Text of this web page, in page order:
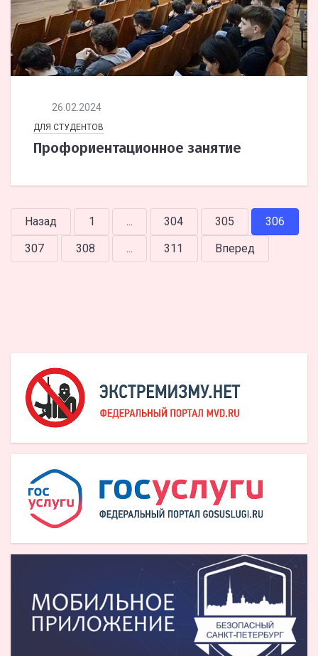
26.02.2024
ДЛЯ СТУДЕНТОВ
Профориентационное занятие
Назад 1 ... 304 305
306
307
308 ... 311 Вперед